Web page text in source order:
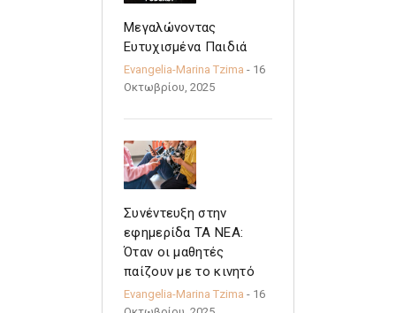
Μεγαλώνοντας
Ευτυχισμένα Παιδιά
Evangelia-Marina Tzima - 16
Οκτωβρίου, 2025
Συνέντευξη στην
εφημερίδα ΤΑ ΝΕΑ:
Όταν οι μαθητές
παίζουν με το κινητό
Evangelia-Marina Tzima - 16